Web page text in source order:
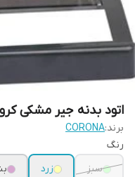
اتود بدنه جیر مشکی کرونا -
برند:CORONA
رنگ
سبز
زرد